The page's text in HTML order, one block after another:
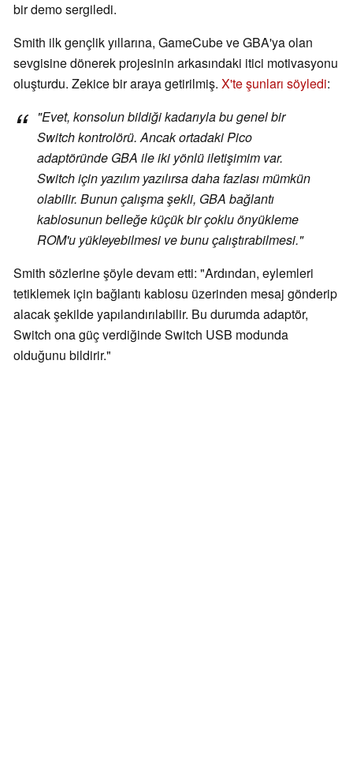
bir demo sergiledi.
Smith ilk gençlik yıllarına, GameCube ve GBA'ya olan
sevgisine dönerek projesinin arkasındaki itici motivasyonu
oluşturdu. Zekice bir araya getirilmiş. X'te şunları söyledi:
"Evet, konsolun bildiği kadarıyla bu genel bir
Switch kontrolörü. Ancak ortadaki Pico
adaptöründe GBA ile iki yönlü iletişimim var.
Switch için yazılım yazılırsa daha fazlası mümkün
olabilir. Bunun çalışma şekli, GBA bağlantı
kablosunun belleğe küçük bir çoklu önyükleme
ROM'u yükleyebilmesi ve bunu çalıştırabilmesi."
Smith sözlerine şöyle devam etti: "Ardından, eylemleri
tetiklemek için bağlantı kablosu üzerinden mesaj gönderip
alacak şekilde yapılandırılabilir. Bu durumda adaptör,
Switch ona güç verdiğinde Switch USB modunda
olduğunu bildirir."